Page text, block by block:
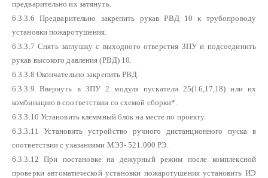
предварительно их затянуть.
6.3.3.6 Предварительно закрепить рукав РВД 10 к трубопроводу
установки пожаротушения.
6.3.3.7 Снять заглушку с выходного отверстия ЗПУ и подсоединить
рукав высокого давления (РВД) 10.
6.3.3.8 Окончательно закрепить РВД.
6.3.3.9 Ввернуть в ЗПУ 2 модуля пускатели 25(16,17,18) или их
комбинацию в соответствии со схемой сборки*.
6.3.3.10 Установить клеммный блок на месте по проекту.
6.3.3.11 Установить устройство ручного дистанционного пуска в
соответствии с указаниями МЭЗ- 521.000 РЭ.
6.3.3.12 При постановке на дежурный режим после комплексной
проверки автоматической установки пожаротушения установить ИЭ